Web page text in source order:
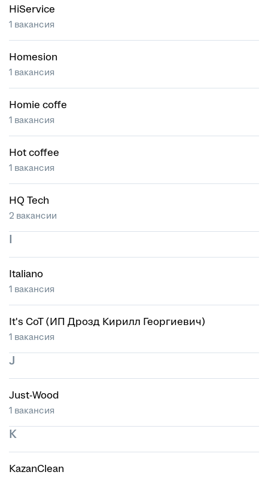
HiService
1 вакансия
Homesion
1 вакансия
Homie coffe
1 вакансия
Hot coffee
1 вакансия
HQ Tech
2 вакансии
Italiano
1 вакансия
It's CoT (ИП Дрозд Кирилл Георгиевич)
1 вакансия
J
Just-Wood
1 вакансия
K
KazanClean